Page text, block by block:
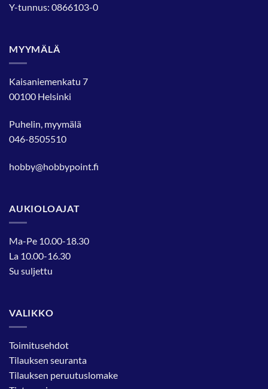
Y-tunnus: 0866103-0
MYYMÄLÄ
Kaisaniemenkatu 7
00100 Helsinki
Puhelin, myymälä
046-8505510
hobby@hobbypoint.fi
AUKIOLOAJAT
Ma-Pe 10.00-18.30
La 10.00-16.30
Su suljettu
VALIKKO
Toimitusehdot
Tilauksen seuranta
Tilauksen peruutuslomake